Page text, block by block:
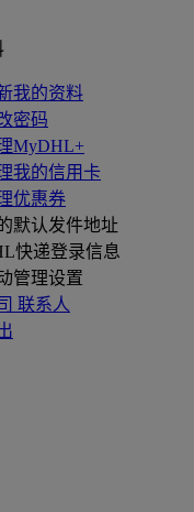
我的资料
密码
MyDHL+
我的信用卡
优惠券
默认发件地址
快递登录信息
管理设置
联系人